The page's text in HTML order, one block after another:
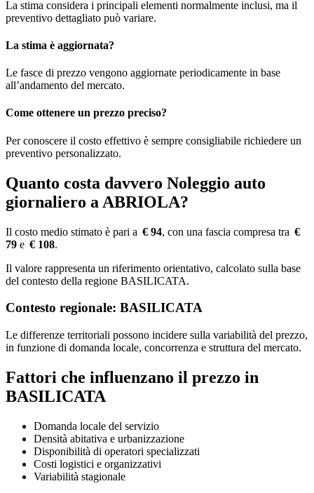
La stima considera i principali elementi normalmente inclusi, ma il
preventivo dettagliato può variare.
La stima è aggiornata?
Le fasce di prezzo vengono aggiornate periodicamente in base
all’andamento del mercato.
Come ottenere un prezzo preciso?
Per conoscere il costo effettivo è sempre consigliabile richiedere un
preventivo personalizzato.
Quanto costa davvero Noleggio auto
giornaliero a ABRIOLA?
Il costo medio stimato è pari a € 94, con una fascia compresa tra €
79 e € 108.
Il valore rappresenta un riferimento orientativo, calcolato sulla base
del contesto della regione BASILICATA.
Contesto regionale: BASILICATA
Le differenze territoriali possono incidere sulla variabilità del prezzo,
in funzione di domanda locale, concorrenza e struttura del mercato.
Fattori che influenzano il prezzo in
BASILICATA
Domanda locale del servizio
Densità abitativa e urbanizzazione
Disponibilità di operatori specializzati
Costi logistici e organizzativi
Variabilità stagionale